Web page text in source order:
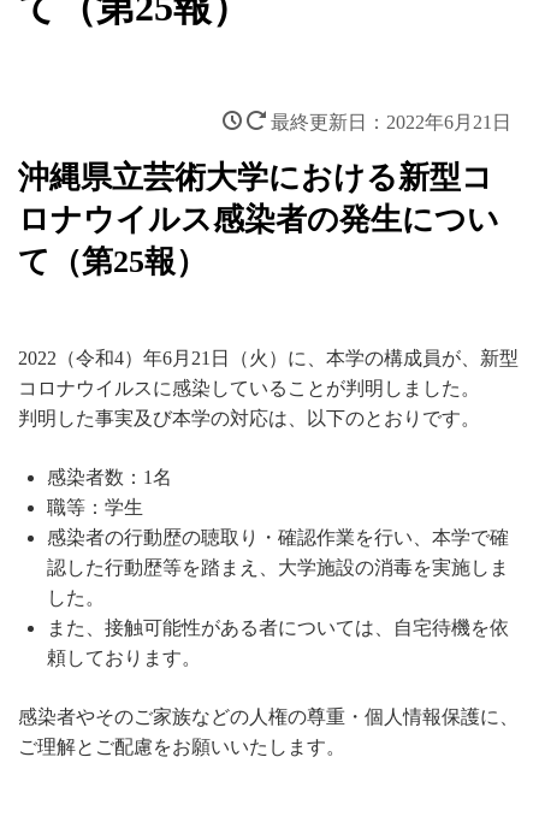
2022年6月21日
沖縄県立芸術大学における新型コ
ロナウイルス感染者の発生につい
て（第25報）
2022（令和4）年6月21日（火）に、本学の構成員が、新型
コロナウイルスに感染していることが判明しました。
判明した事実及び本学の対応は、以下のとおりです。
感染者数：1名
職等：学生
感染者の行動歴の聴取り・確認作業を行い、本学で確
認した行動歴等を踏まえ、大学施設の消毒を実施しま
した。
また、接触可能性がある者については、自宅待機を依
頼しております。
感染者やそのご家族などの人権の尊重・個人情報保護に、
ご理解とご配慮をお願いいたします。